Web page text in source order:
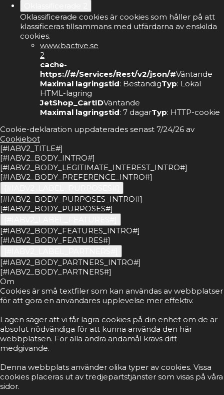
Oklassificerade cookies är cookies som håller på att
klassificeras tillsammans med utfärdarna av enskilda
cookies.
www.bactive.se
2
cache-
https://#/Services/Rest/v2/json/#Väntande
Maximal lagringstid: BeständigTyp: Lokal
HTML-lagring
JetShop_CartIDVäntande
Maximal lagringstid: 7 dagarTyp: HTTP-cookie
Cookie-deklaration uppdaterades senast 7/24/26 av
Cookiebot
[#IABV2_TITLE#]
[#IABV2_BODY_INTRO#]
[#IABV2_BODY_LEGITIMATE_INTEREST_INTRO#]
[#IABV2_BODY_PREFERENCE_INTRO#]
[#IABV2_BODY_PURPOSES_INTRO#]
[#IABV2_BODY_PURPOSES#]
[#IABV2_BODY_FEATURES_INTRO#]
[#IABV2_BODY_FEATURES#]
[#IABV2_BODY_PARTNERS_INTRO#]
[#IABV2_BODY_PARTNERS#]
Om
Cookies är små textfiler som kan användas av webbplatser
för att göra en användares upplevelse mer effektiv.
Lagen säger att vi får lagra cookies på din enhet om de är
absolut nödvändiga för att kunna använda den här
webbplatsen. För alla andra ändamål krävs ditt
medgivande.
Denna webbplats använder olika typer av cookies. Vissa
cookies placeras ut av tredjepartstjänster som visas på våra
sidor.